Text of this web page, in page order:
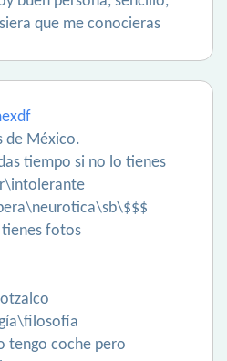
que me conocieras
de México.
tiempo si no lo tienes
fotos
tengo coche pero